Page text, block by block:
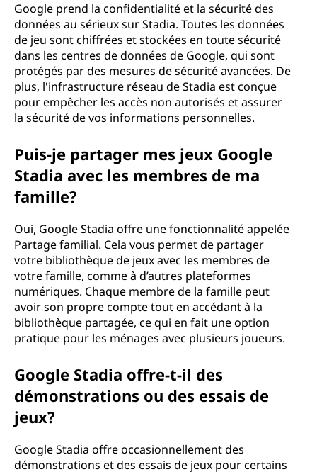
Google prend la confidentialité et la sécurité des
données au sérieux sur Stadia. Toutes les données
de jeu sont chiffrées et stockées en toute sécurité
dans les centres de données de Google, qui sont
protégés par des mesures de sécurité avancées. De
plus, l'infrastructure réseau de Stadia est conçue
pour empêcher les accès non autorisés et assurer
la sécurité de vos informations personnelles.
Puis-je partager mes jeux Google
Stadia avec les membres de ma
famille?
Oui, Google Stadia offre une fonctionnalité appelée
Partage familial. Cela vous permet de partager
votre bibliothèque de jeux avec les membres de
votre famille, comme à d’autres plateformes
numériques. Chaque membre de la famille peut
avoir son propre compte tout en accédant à la
bibliothèque partagée, ce qui en fait une option
pratique pour les ménages avec plusieurs joueurs.
Google Stadia offre-t-il des
démonstrations ou des essais de
jeux?
Google Stadia offre occasionnellement des
démonstrations et des essais de jeux pour certains